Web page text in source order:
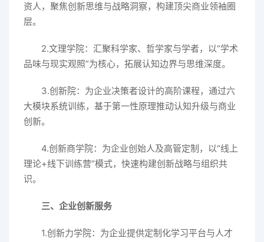
资人，聚焦创新思维与战略洞察，构建顶尖商业领袖圈
层。
2.文理学院：汇聚科学家、哲学家与学者，以“学术
品味与现实观照”为核心，拓展认知边界与思维深度。
3.创新院：为企业决策者设计的高阶课程，通过六
大模块系统训练，基于第一性原理推动认知升级与商业
创新。
4.创新商学院：为企业创始人及高管定制，以“线上
理论+线下训练营”模式，快速构建创新战略与组织共
识。
三、企业创新服务
1.创新力学院：为企业提供定制化学习平台与人才